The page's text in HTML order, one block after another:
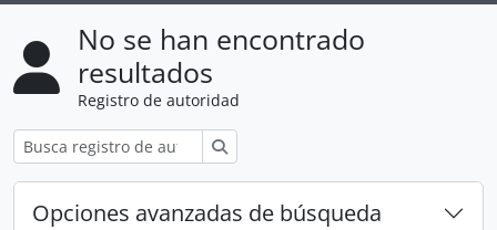
No se han encontrado
resultados
Registro de autoridad
Opciones avanzadas de búsqueda